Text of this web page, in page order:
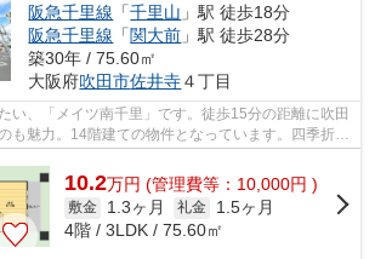
阪急千里線 「千里山 」駅 徒歩18分
阪急千里線 「関大前 」駅 徒歩28分
築30年 / 75.60㎡
大阪府吹田市佐井寺４丁目
い、「メイツ南千里」です。徒歩15分の距離に吹田
も魅力。14階建ての物件となっています。四季折々
好な快適のマ...
10.2万円 (管理費等：10,000円 )
敷金 1.3ヶ月 礼金
1.5ヶ月
4階 / 3LDK / 75.60㎡